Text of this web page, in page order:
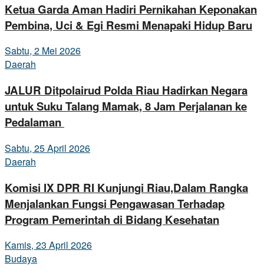
Ketua Garda Aman Hadiri Pernikahan Keponakan
Pembina, Uci & Egi Resmi Menapaki Hidup Baru
Sabtu, 2 Mei 2026
Daerah
JALUR Ditpolairud Polda Riau Hadirkan Negara
untuk Suku Talang Mamak, 8 Jam Perjalanan ke
Pedalaman
Sabtu, 25 April 2026
Daerah
Komisi IX DPR RI Kunjungi Riau,Dalam Rangka
Menjalankan Fungsi Pengawasan Terhadap
Program Pemerintah di Bidang Kesehatan
Kamis, 23 April 2026
Budaya